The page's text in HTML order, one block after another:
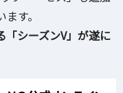
す。
「シーズンV」が遂に